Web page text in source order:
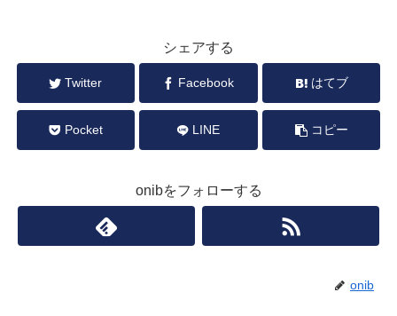
シェアする
Twitter Facebook はてブ
Pocket LINE コピー
onibをフォローする
onib